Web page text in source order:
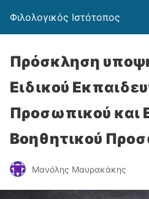
Φιλολογικός Ιστότοπος
Πρόσκληση
Ειδικού
Προσωπικού και
Βοηθητικού
Μανόλης Μαυρακάκης